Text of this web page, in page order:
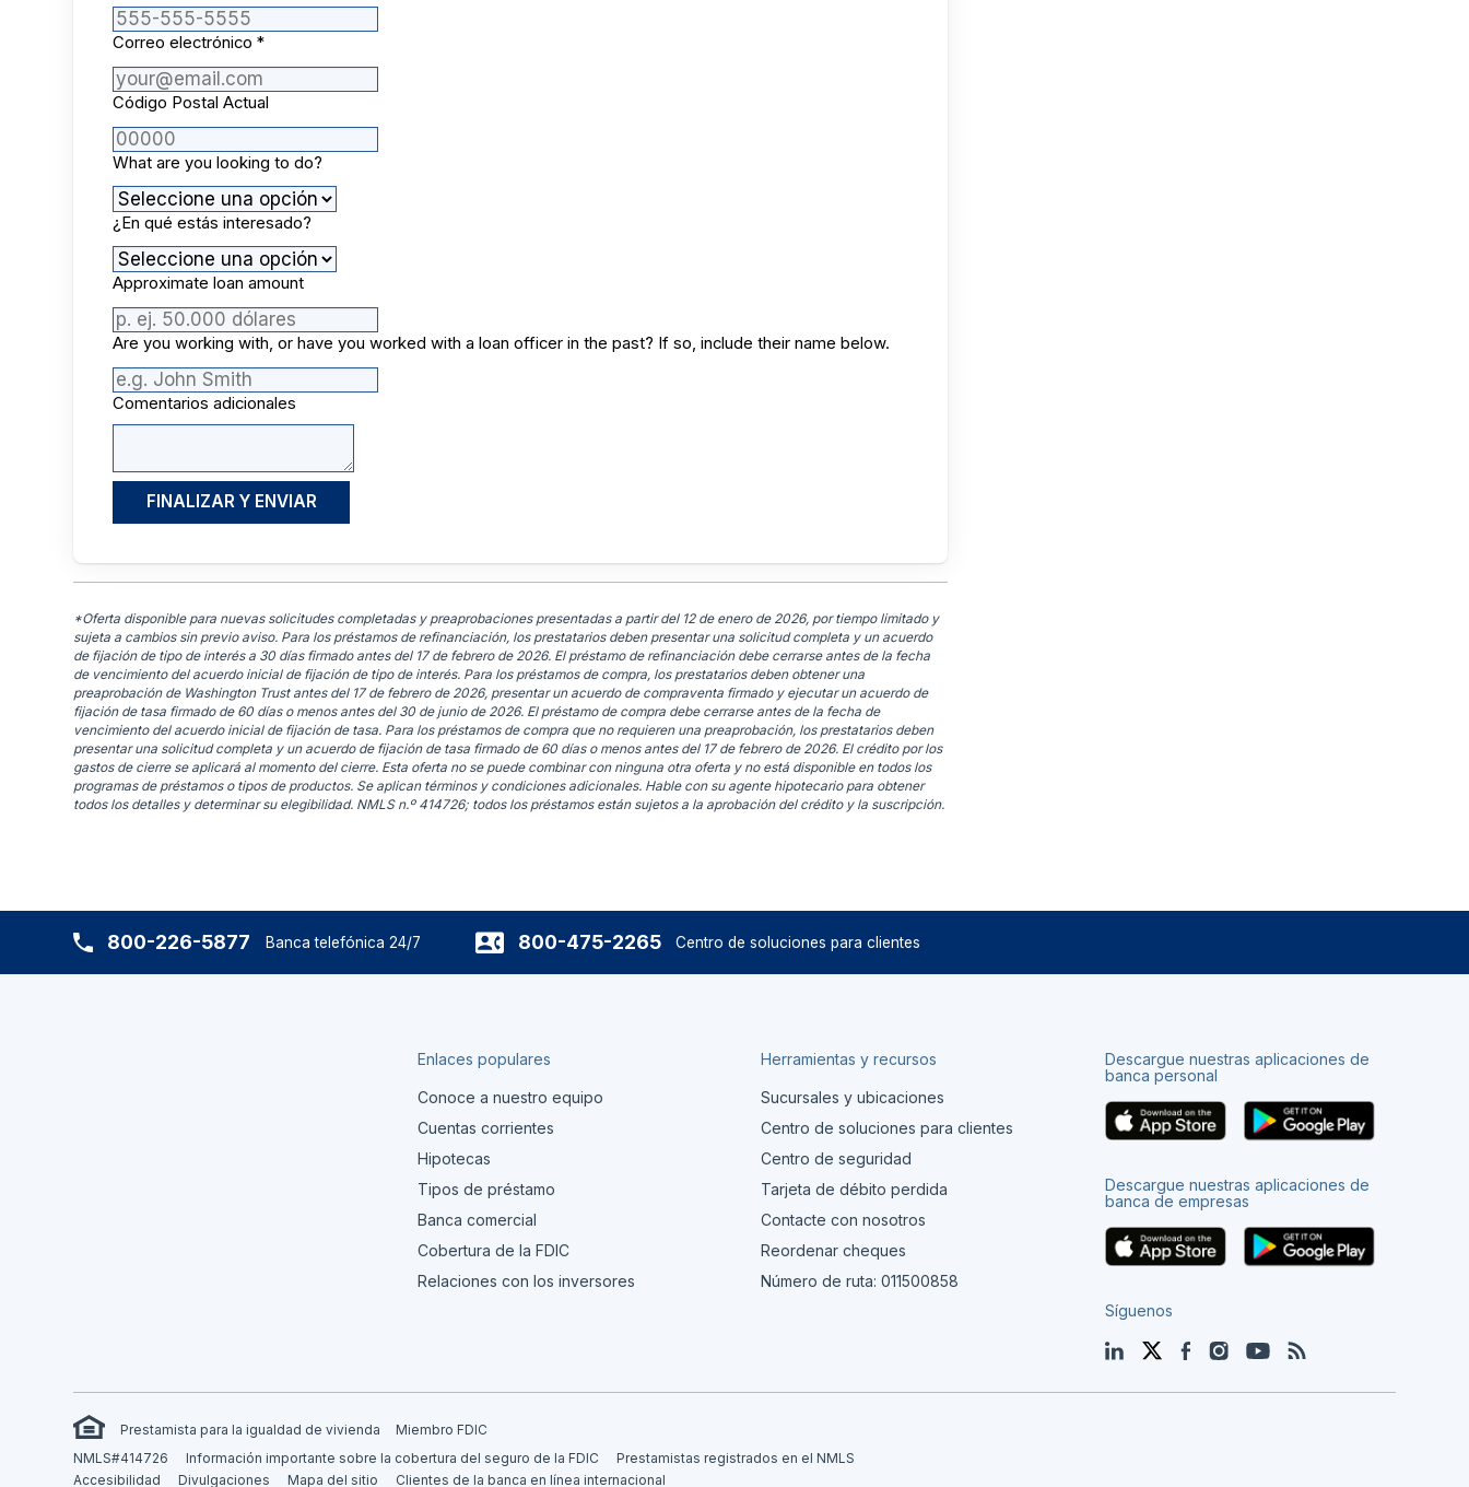
Correo electrónico*
Código Postal Actual
What are you looking to do?
¿En qué estás interesado?
Approximate loan amount
Are you working with, or have you worked with a loan officer in the past? If so, include their name below.
Comentarios adicionales
FINALIZAR Y ENVIAR
*Oferta disponible para nuevas solicitudes completadas y preaprobaciones presentadas a partir del 12 de enero de 2026, por tiempo limitado y
sujeta a cambios sin previo aviso. Para los préstamos de refinanciación, los prestatarios deben presentar una solicitud completa y un acuerdo
de fijación de tipo de interés a 30 días firmado antes del 17 de febrero de 2026. El préstamo de refinanciación debe cerrarse antes de la fecha
de vencimiento del acuerdo inicial de fijación de tipo de interés. Para los préstamos de compra, los prestatarios deben obtener una
preaprobación de Washington Trust antes del 17 de febrero de 2026, presentar un acuerdo de compraventa firmado y ejecutar un acuerdo de
fijación de tasa firmado de 60 días o menos antes del 30 de junio de 2026. El préstamo de compra debe cerrarse antes de la fecha de
vencimiento del acuerdo inicial de fijación de tasa. Para los préstamos de compra que no requieren una preaprobación, los prestatarios deben
presentar una solicitud completa y un acuerdo de fijación de tasa firmado de 60 días o menos antes del 17 de febrero de 2026. El crédito por los
gastos de cierre se aplicará al momento del cierre. Esta oferta no se puede combinar con ninguna otra oferta y no está disponible en todos los
programas de préstamos o tipos de productos. Se aplican términos y condiciones adicionales. Hable con su agente hipotecario para obtener
todos los detalles y determinar su elegibilidad. NMLS n.º 414726; todos los préstamos están sujetos a la aprobación del crédito y la suscripción.
800-226-5877 Banca telefónica 24/7 800-475-2265 Centro de soluciones para clientes
Enlaces populares
Conoce a nuestro equipo
Cuentas corrientes
Hipotecas
Tipos de préstamo
Banca comercial
Cobertura de la FDIC
Relaciones con los inversores
Herramientas y recursos
Sucursales y ubicaciones
Centro de soluciones para clientes
Centro de seguridad
Tarjeta de débito perdida
Contacte con nosotros
Reordenar cheques
Número de ruta: 011500858
Descargue nuestras aplicaciones de
banca personal
Descargue nuestras aplicaciones de
banca de empresas
Síguenos
LinkedInTwitterFacebook
InstagramYouTube
Blog
Prestamista para la igualdad de vivienda
Miembro FDIC
NMLS#414726
Información importante sobre la cobertura del seguro de la FDIC
Prestamistas registrados en el NMLS
Accesibilidad
Divulgaciones Mapa del sitio Clientes de la banca en línea internacional